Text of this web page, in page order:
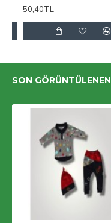
50,40TL
SON GÖRÜNTÜLENEN